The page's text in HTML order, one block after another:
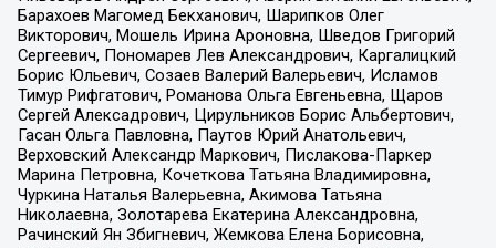
Барахоев Магомед Бекханович, Шарипков Олег
Викторович, Мошель Ирина Ароновна, Шведов Григорий
Сергеевич, Пономарев Лев Александрович, Каргалицкий
Борис Юльевич, Созаев Валерий Валерьевич, Исламов
Тимур Рифгатович, Романова Ольга Евгеньевна, Щаров
Сергей Алексадрович, Цирульников Борис Альбертович,
Гасан Ольга Павловна, Паутов Юрий Анатольевич,
Верховский Александр Маркович, Пислакова-Паркер
Марина Петровна, Кочеткова Татьяна Владимировна,
Чуркина Наталья Валерьевна, Акимова Татьяна
Николаевна, Золотарева Екатерина Александровна,
Рачинский Ян Збигневич, Жемкова Елена Борисовна,